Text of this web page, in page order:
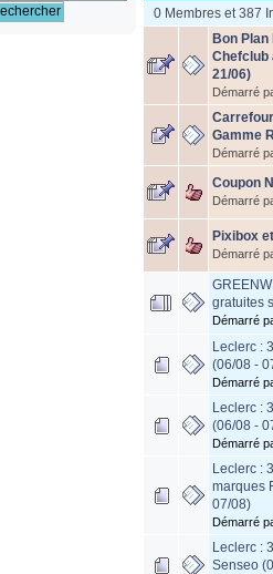
0 Membres et 387
Bon Plan
Chefclub
21/06)
Démarré
Gamme
Démarré
Coupon
Démarré
Pixibox
Démarré
gratuites
Démarré
Leclerc :
(06/08 -
Démarré
Leclerc :
(06/08 -
Démarré
Leclerc :
marques
07/08)
Démarré
Leclerc :
Senseo